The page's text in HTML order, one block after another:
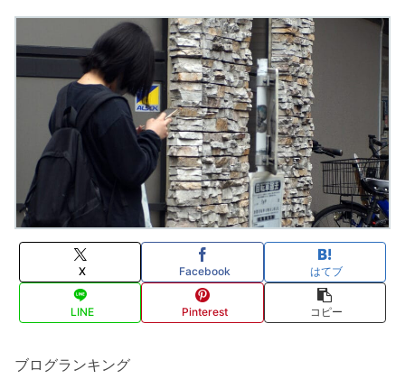
X Facebook はてブ
LINE Pinterest コピー
ブログランキング